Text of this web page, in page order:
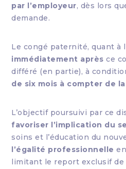
par l’employeur, dès lors
demande.
Le congé paternité, quant à
immédiatement après ce
différé (en partie), à
de six mois à compter de
L’objectif poursuivi par ce
favoriser l’implication du
soins et l’éducation du
l’égalité professionnelle
limitant le report exclusif